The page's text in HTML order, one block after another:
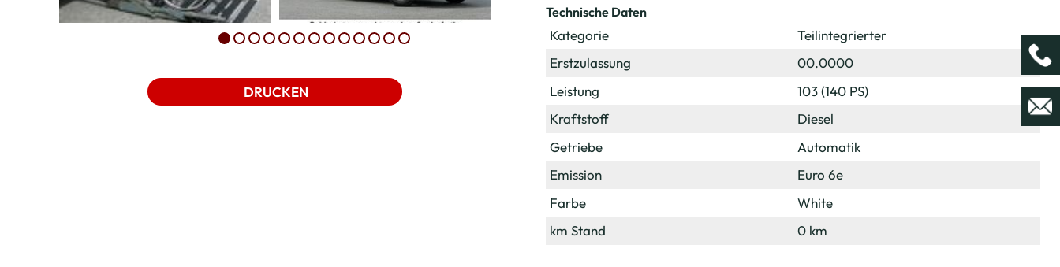
DRUCKEN
Technische Daten
Kategorie
Erstzulassung
Leistung
Kraftstoff
Getriebe
Emission
Farbe
km Stand
Teilintegrierter
00.0000
103 (140 PS)
Diesel
Automatik
Euro 6e
White
0 km